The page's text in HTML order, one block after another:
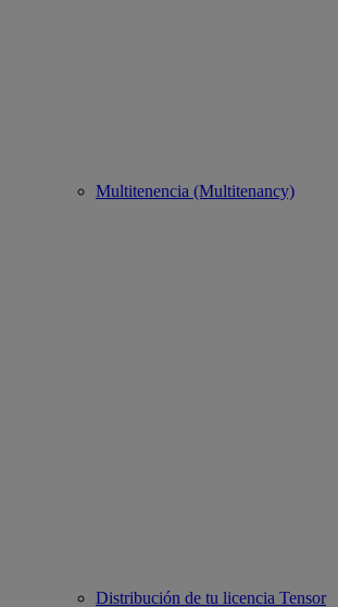
Multitenencia (Multitenancy)
Distribución de tu licencia Tensor